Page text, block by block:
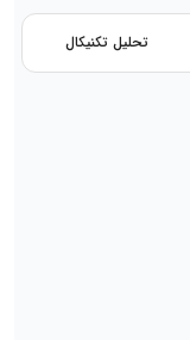
تحلیل تکنیکال